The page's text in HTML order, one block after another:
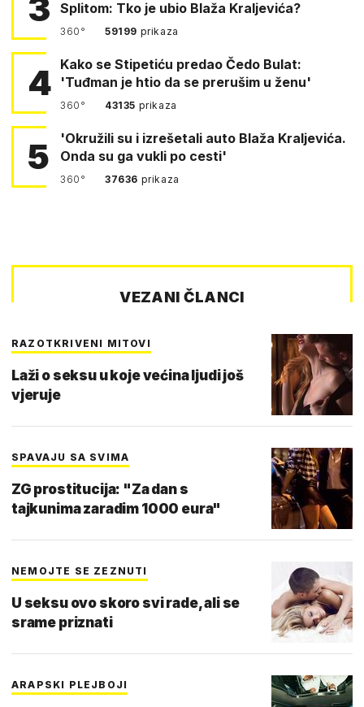
Splitom: Tko je ubio Blaža Kraljevića?
360° 59199 prikaza
4 Kako se Stipetiću predao Čedo Bulat:
'Tuđman je htio da se prerušim u ženu'
360° 43135 prikaza
5
'Okružili su i izrešetali auto Blaža Kraljevića.
Onda su ga vukli po cesti'
360° 37636 prikaza
VEZANI ČLANCI
RAZOTKRIVENI MITOVI
Laži o seksu u koje većina ljudi još
vjeruje
SPAVAJU SA SVIMA
ZG prostitucija: "Za dan s
tajkunima zaradim 1000 eura"
NEMOJTE SE ZEZNUTI
U seksu ovo skoro svi rade, ali se
srame priznati
ARAPSKI PLEJBOJI